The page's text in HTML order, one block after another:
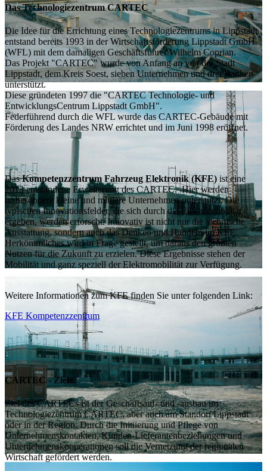
Das Technologiezentrum CARTEC
Die Idee für die Errichtung eines Technologiezentrums in Lippstadt
entstand bereits 1993 in der Wirtschaftsförderung Lippstadt GmbH
(WFL) mit dem damaligen Geschäftsführer Wilhelm Coprian.
Das Projekt "CARTEC" wurde von Anfang an von der Stadt
Lippstadt, dem Kreis Soest, sieben Unternehmen und drei Banken
unterstützt.
Diese gründeten 1997 die "CARTEC Technologie- und
EntwicklungsCentrum Lippstadt GmbH".
Federführend durch die WFL wurde das CARTEC-Gebäude mit
Förderung des Landes NRW errichtet und im Juni 1998 eröffnet.
DasKompetenzzentrum Fahrzeug Elektronik (KFE) ist eine
2013 entstandene Erweiterung des CARTEC. Hier werden
insbesondere kleine und mittlere Unternehmen unterstützt. Die
typischen Innovationsfelder, die sich durch die Elektromobilität
ergeben, werden erforscht. Innovativ ist nicht nur die technische
Ausstattung, sondern auch das Denken und Handeln im KFE.
Herkömmliches wird in Frage gestellt, um daraus den größten
Nutzen für die Zukunft zu erzielen. Diese Ergebnisse stehen der
Mobilität und ganz speziell der Elektromobilität zur Verfügung.
Weitere Informationen zum KFE finden Sie unter folgenden Link:
KFE Kompetenzzentrum
CARTEC - Ziele
Ziel des CARTECs ist der Geschäftsauf- und -ausbau im
Technologiezentrum CARTEC, aber auch am Standort Lippstadt
oder in der Region. Durch die Initiierung und Pflege von
Unternehmenskontakten, Kunden-Lieferantenbeziehungen und
Unternehmenskooperationen soll die Vernetzung der regionalen
Wirtschaft gefördert werden.